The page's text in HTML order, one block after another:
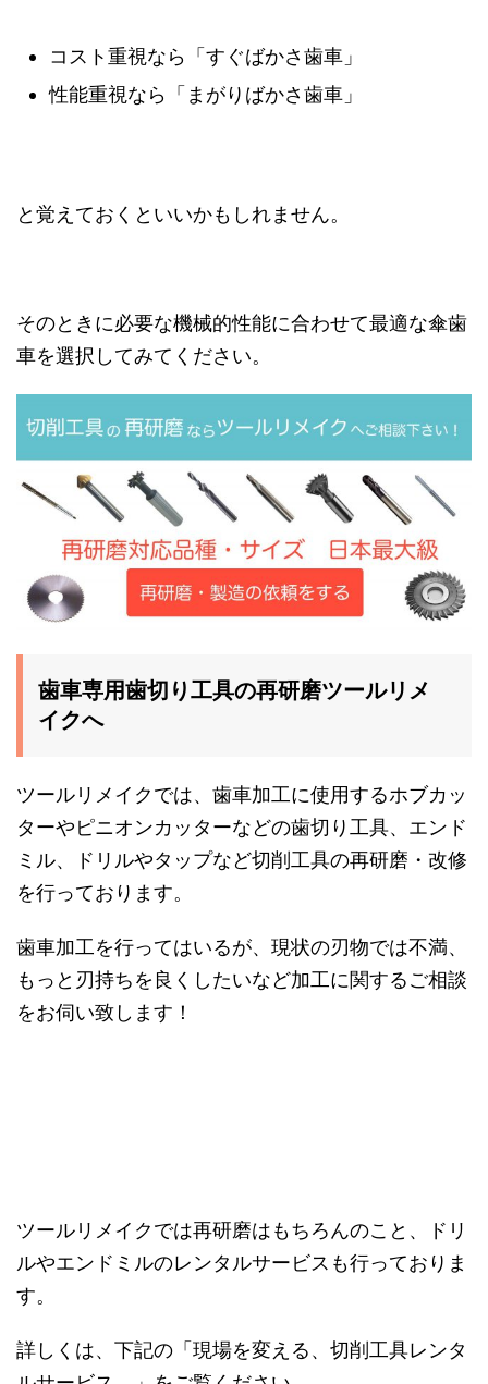
コスト重視なら「すぐばかさ歯車」
性能重視なら「まがりばかさ歯車」
と覚えておくといいかもしれません。
そのときに必要な機械的性能に合わせて最適な傘歯
車を選択してみてください。
歯車専用歯切り工具の再研磨ツールリメ
イクへ
ツールリメイクでは、歯車加工に使用するホブカッ
ターやピニオンカッターなどの歯切り工具、エンド
ミル、ドリルやタップなど切削工具の再研磨・改修
を行っております。
歯車加工を行ってはいるが、現状の刃物では不満、
もっと刃持ちを良くしたいなど加工に関するご相談
をお伺い致します！
ツールリメイクでは再研磨はもちろんのこと、ドリ
ルやエンドミルのレンタルサービスも行っておりま
す。
詳しくは、下記の「現場を変える、切削工具レンタ